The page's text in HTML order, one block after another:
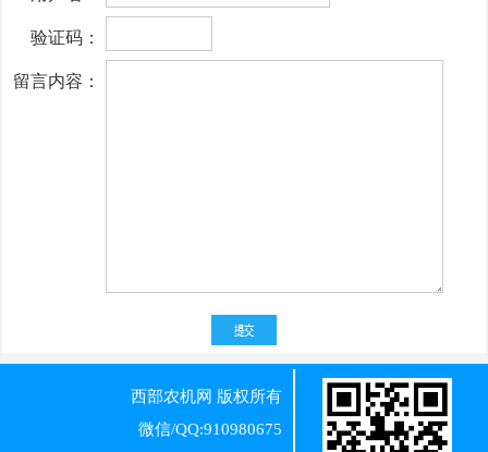
验证码：
留言内容：
西部农机网 版权所有
微信/QQ:910980675